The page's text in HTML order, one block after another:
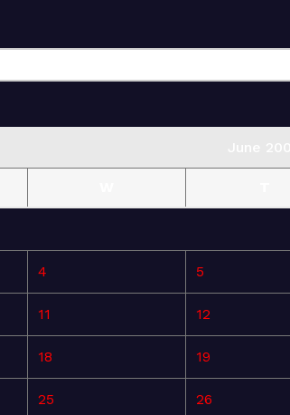
4 5
11 12
18 19
25 26